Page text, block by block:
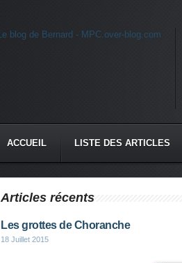
ACCUEIL LISTE DES ARTICLES
Articles récents
Les grottes de Choranche
18 Juillet 2015